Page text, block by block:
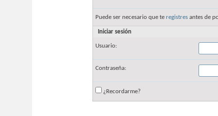
Puede ser necesario que te registres antes de
Iniciar sesión
Usuario:
Contraseña:
¿Recordarme?